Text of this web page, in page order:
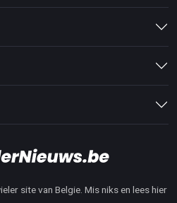
site van Belgie. Mis niks en lees hier